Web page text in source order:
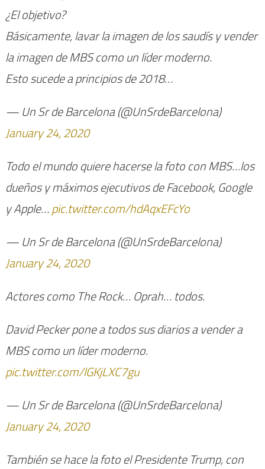
¿El objetivo?
Básicamente, lavar la imagen de los saudís y vender
la imagen de MBS como un líder moderno.
Esto sucede a principios de 2018…
— Un Sr de Barcelona (@UnSrdeBarcelona)
January 24, 2020
Todo el mundo quiere hacerse la foto con MBS…los
dueños y máximos ejecutivos de Facebook, Google
y Apple…pic.twitter.com/hdAqxEFcYo
— Un Sr de Barcelona (@UnSrdeBarcelona)
January 24, 2020
Actores como The Rock… Oprah… todos.
David Pecker pone a todos sus diarios a vender a
MBS como un líder moderno.
pic.twitter.com/lGKjLXC7gu
— Un Sr de Barcelona (@UnSrdeBarcelona)
January 24, 2020
También se hace la foto el Presidente Trump, con